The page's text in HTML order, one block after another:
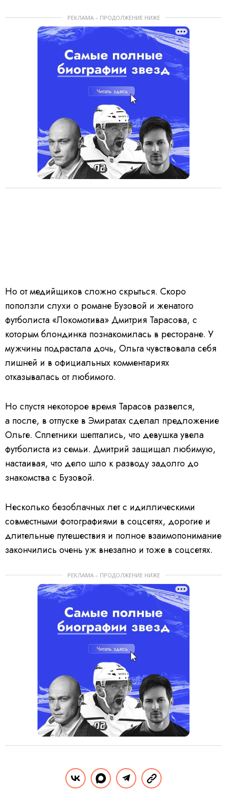
РЕКЛАМА – ПРОДОЛЖЕНИЕ НИЖЕ
Но от медийщиков сложно скрыться. Скоро
поползли слухи о романе Бузовой и женатого
футболиста «Локомотива» Дмитрия Тарасова, с
которым блондинка познакомилась в ресторане. У
мужчины подрастала дочь, Ольга чувствовала себя
лишней и в официальных комментариях
отказывалась от любимого.
Но спустя некоторое время Тарасов развелся,
а после, в отпуске в Эмиратах сделал предложение
Ольге. Сплетники шептались, что девушка увела
футболиста из семьи. Дмитрий защищал любимую,
настаивая, что дело шло к разводу задолго до
знакомства с Бузовой.
Несколько безоблачных лет с идиллическими
совместными фотографиями в соцсетях, дорогие и
длительные путешествия и полное взаимопонимание
закончились очень уж внезапно и тоже в соцсетях.
РЕКЛАМА – ПРОДОЛЖЕНИЕ НИЖЕ